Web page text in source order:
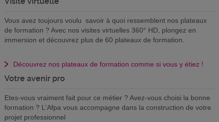
Vous avez toujours voulu savoir à quoi ressemblent nos plateaux
de formation ? Avec nos visites virtuelles 360° HD, plongez en
immersion et découvrez plus de 60 plateaux de formation.
Découvrez nos plateaux de formation comme si vous y étiez !
Votre avenir pro
Etes-vous vraiment fait pour ce métier ? Avez-vous choisi la bonne
formation ? L'Afpa vous accompagne dans la construction de votre
projet professionnel